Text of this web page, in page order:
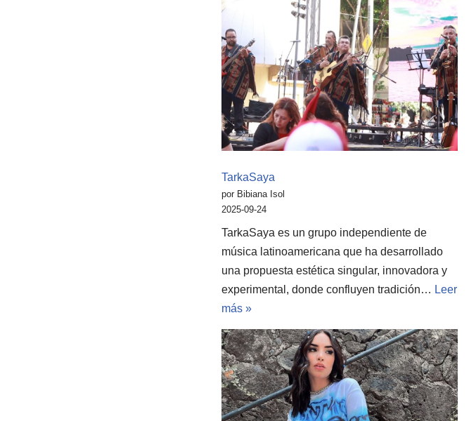
TarkaSaya
por Bibiana Isol
2025-09-24
TarkaSaya es un grupo independiente de
música latinoamericana que ha desarrollado
una propuesta estética singular, innovadora y
experimental, donde confluyen tradición… Leer
más »